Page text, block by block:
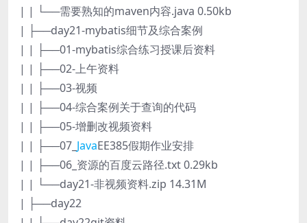
| | └──需要熟知的maven内容.java 0.50kb
| ├──day21-mybatis细节及综合案例
| | ├──01-mybatis综合练习授课后资料
| | ├──02-上午资料
| | ├──03-视频
| | ├──04-综合案例关于查询的代码
| | ├──05-增删改视频资料
| | ├──07_ JavaEE385假期作业安排
| | ├──06_资源的百度云路径.txt 0.29kb
| | └──day21-非视频资料.zip 14.31M
| ├──day22